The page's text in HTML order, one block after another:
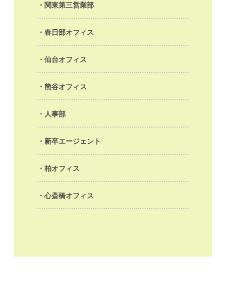
関東第三営業部
春日部オフィス
仙台オフィス
熊谷オフィス
人事部
新卒エージェント
柏オフィス
心斎橋オフィス